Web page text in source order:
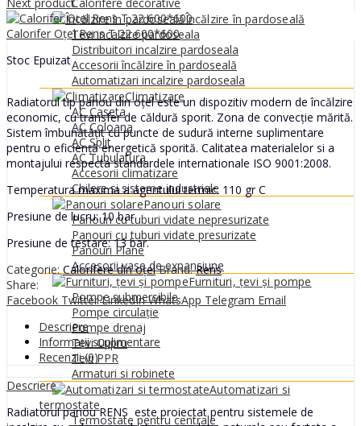
Încălzire în pardoseală
Tevi incalzire pardoseala
Distribuitori incalzire pardoseala
Accesorii încălzire în pardoseală
Automatizari incalzire pardoseala
Climatizare
AC Caseta
AC Coloana
AC Split
AC Tubulatura
Accesorii climatizare
Chilere si sisteme industriale
Panouri solare
Panouri cu tuburi vidate nepresurizate
Panouri cu tuburi vidate presurizate
Panouri Plane
Accesorii vase de expansiune
Furnituri, țevi și pompe
Pompe submersibile
Pompe circulație
Pompe drenaj
Tevi Cupru
Tevi PPR
Armaturi si robinete
Automatizari si
termostate
Termostate pentru centrale
Calorifer Oțel Rens T 22 600*600
Stoc Epuizat
Radiatorul tip panou din oțel este un dispozitiv modern de încălzire
economic, cu transfer de căldură sporit. Zona de convecție mărită.
Sistem îmbunătățit cu puncte de sudură interne suplimentare
pentru o eficiență energetică sporită. Calitatea materialelor si a
montajului respecta standardele internationale ISO 9001:2008.
Temperatura maxima a agentului termic: 110 gr C
Presiune de lucru: 10 bar.
Presiune de testare: 13 bar.
Categorie: Calorifere din oțel Brand:Rens
Share:
Facebook Twitter LinkedIn WhatsApp Telegram Email
Descriere
Informații suplimentare
Recenzii (0)
Descriere
Radiatorul panou RENS este proiectat pentru sistemele de